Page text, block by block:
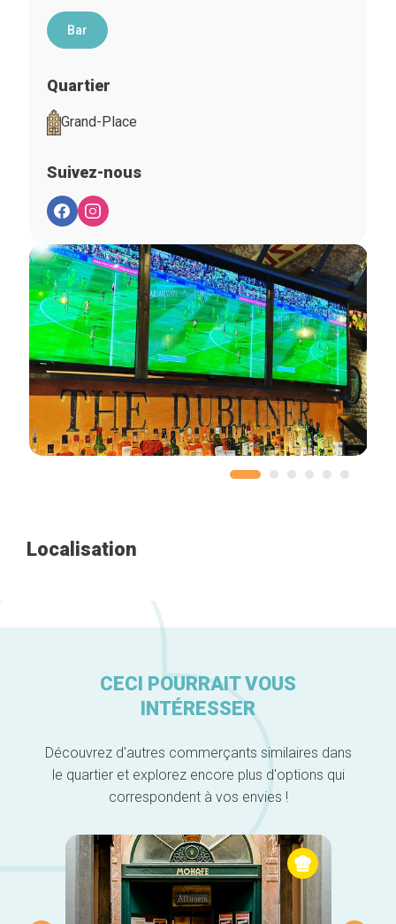
Bonnes adresses
Bar
Quartier
Grand-Place
Suivez-nous
Localisation
CECI POURRAIT VOUS
INTÉRESSER
Découvrez d'autres commerçants similaires dans
le quartier et explorez encore plus d'options qui
correspondent à vos envies !